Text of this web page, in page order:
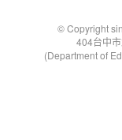
© Copyright
404台中
(Department of